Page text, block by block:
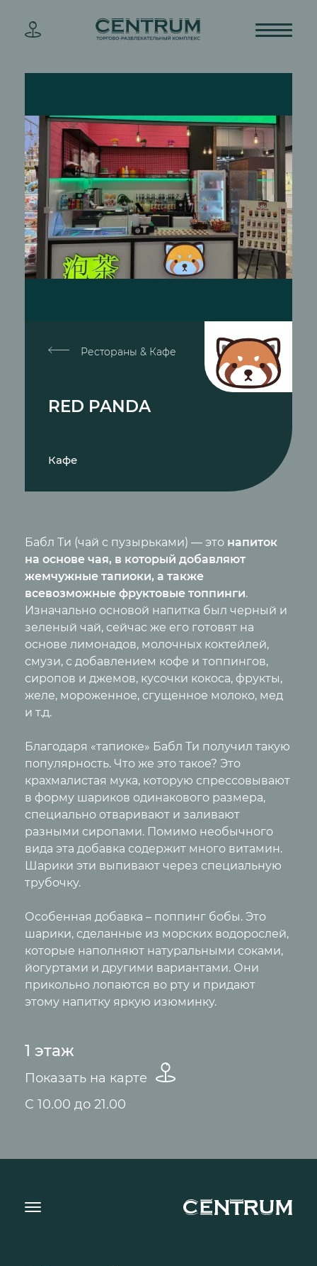
Рестораны & Кафе
RED PANDA
Кафе
Бабл Ти (чай с пузырьками) — это напиток
на основе чая, в который добавляют
жемчужные тапиоки, а также
всевозможные фруктовые топпинги.
Изначально основой напитка был черный и
зеленый чай, сейчас же его готовят на
основе лимонадов, молочных коктейлей,
смузи, с добавлением кофе и топпингов,
сиропов и джемов, кусочки кокоса, фрукты,
желе, мороженное, сгущенное молоко, мед
и т.д.
Благодаря «тапиоке» Бабл Ти получил такую
популярность. Что же это такое? Это
крахмалистая мука, которую спрессовывают
в форму шариков одинакового размера,
специально отваривают и заливают
разными сиропами. Помимо необычного
вида эта добавка содержит много витамин.
Шарики эти выпивают через специальную
трубочку.
Особенная добавка – поппинг бобы. Это
шарики, сделанные из морских водорослей,
которые наполняют натуральными соками,
йогуртами и другими вариантами. Они
прикольно лопаются во рту и придают
этому напитку яркую изюминку.
1 этаж
Показать на карте
С 10.00 до 21.00